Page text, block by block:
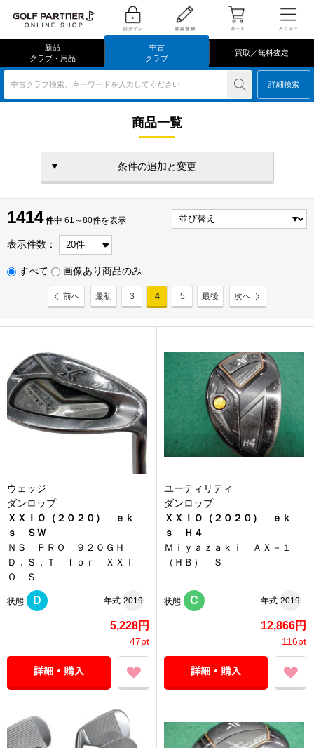
新品
クラブ・用品
中古
クラブ
買取／無料査定
中古クラブ検索、キーワードを入力してください 詳細検索
商品一覧
条件の追加と変更
1414 件
1414 件中 61～80件を表示
表示件数：
すべて 画像あり商品のみ
前へ 最初 3 4 5 最後 次へ
ウェッジ
ダンロップ
ＸＸＩＯ（２０２０） ｅｋ
ｓ ＳＷ
ＮＳ ＰＲＯ ９２０ＧＨ
Ｄ．Ｓ．Ｔ ｆｏｒ ＸＸＩ
Ｏ Ｓ
状態 D 年式 2019
5,228円
47pt
ユーティリティ
ダンロップ
ＸＸＩＯ（２０２０） ｅｋ
ｓ Ｈ４
Ｍｉｙａｚａｋｉ ＡＸ－１
（ＨＢ） Ｓ
状態 C 年式 2019
12,866円
116pt